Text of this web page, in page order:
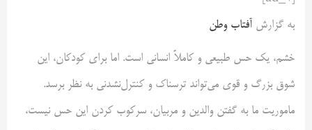
به گزارش آفتاب وطن
خشم، یک حس طبیعی و کاملاً انسانی است. اما برای کودکان، این
شوق بزرگ و قوی می‌تواند ترسناک و کنترل‌نشدنی به نظر برسد.
ماموریت ما به گفتن والدین و مربیان، سرکوب کردن این حس نیست،